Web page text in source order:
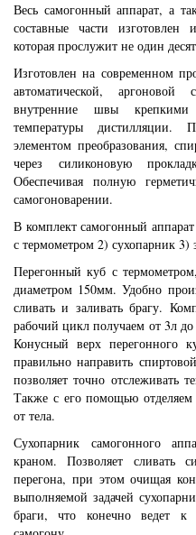
Весь самогонный аппарат, а
составные части
которая прослужит не один
Изготовлен на современном
автоматической,
внутренние швы
температуры дистилляции.
элементом преобразования,
через силиконовую
Обеспечивая полную
самогоноварении.
В комплект самогонный
с термометром 2) сухопарник 3)
Перегонный куб с
диаметром 150мм. Удобно
сливать и заливать брагу.
рабочий цикл получаем от 3л
Конусный верх перегонного
правильно направить
позволяет точно отслеживать
Также с его помощью отделяем
от тела.
Сухопарник самогонного
краном. Позволяет сливать
перегона, при этом очищая
выполняемой задачей
браги, что конечно ведет к